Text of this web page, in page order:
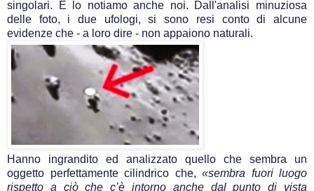
singolari. E lo notiamo anche noi. Dall'analisi minuziosa
delle foto, i due ufologi, si sono resi conto di alcune
evidenze che - a loro dire - non appaiono naturali.
Hanno ingrandito ed analizzato quello che sembra un
oggetto perfettamente cilindrico che, «sembra fuori luogo
rispetto a ciò che c’è intorno anche dal punto di vista